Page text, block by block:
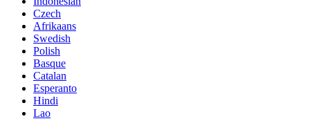
Czech
Afrikaans
Swedish
Polish
Basque
Catalan
Esperanto
Hindi
Lao